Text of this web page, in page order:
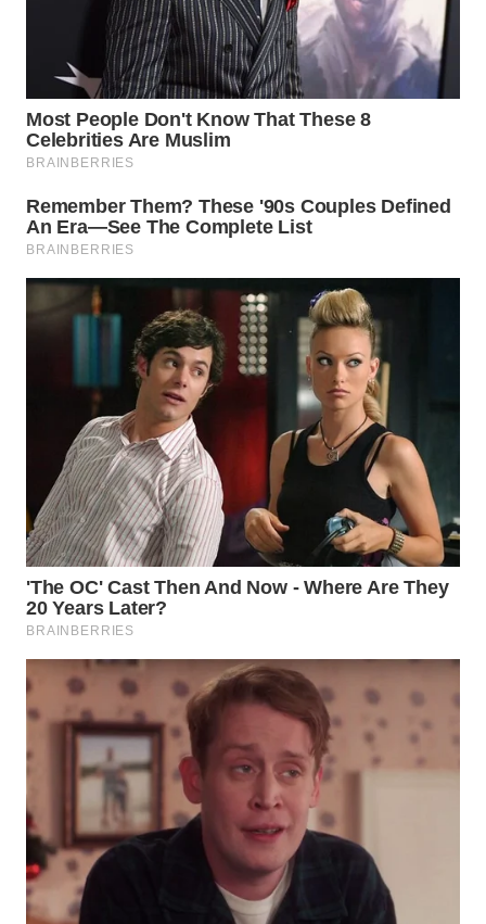
WN
TANJUNG
LESUNG
KARO
WN
SIMALUNGUN
LABUHANBATU
WN
TAPANULI
TENGAH
WN DELI
SERDANG
WN
TEBING
WN
PAKPAK
WN
KARAWANG
WN
BEKASI